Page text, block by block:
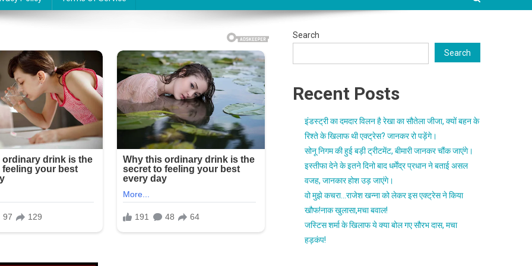
Search
Search
Recent Posts
इंडस्ट्री का दमदार विलन है रेखा का सौतेला जीजा, क्यों बहन के
रिश्ते के खिलाफ थी एक्ट्रेस? जानकर रो पड़ेंगे।
सोनू निगम की हुई बड़ी ट्रीटमेंट, बीमारी जानकर चौंक जाएंगे।
इस्तीफा देने के इतने दिनो बाद धर्मेंद्र प्रधान ने बताई असल
वजह, जानकार होश उड़ जाएंगे।
वो मुझे कचरा…राजेश खन्ना को लेकर इस एक्ट्रेस ने किया
खौफ!नाक खुलासा,मचा बवाल!
जस्टिस शर्मा के खिलाफ ये क्या बोल गए सौरभ दास, मचा
हड़कंप!